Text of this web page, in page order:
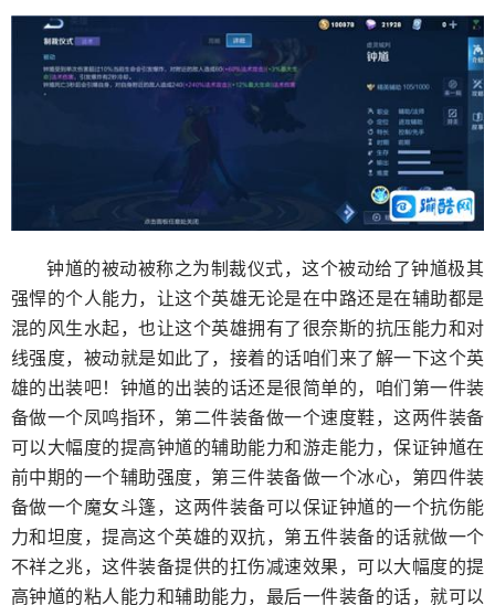
钟馗的被动被称之为制裁仪式，这个被动给了钟馗极其
强悍的个人能力，让这个英雄无论是在中路还是在辅助都是
混的风生水起，也让这个英雄拥有了很奈斯的抗压能力和对
线强度，被动就是如此了，接着的话咱们来了解一下这个英
雄的出装吧！钟馗的出装的话还是很简单的，咱们第一件装
备做一个凤鸣指环，第二件装备做一个速度鞋，这两件装备
可以大幅度的提高钟馗的辅助能力和游走能力，保证钟馗在
前中期的一个辅助强度，第三件装备做一个冰心，第四件装
备做一个魔女斗篷，这两件装备可以保证钟馗的一个抗伤能
力和坦度，提高这个英雄的双抗，第五件装备的话就做一个
不祥之兆，这件装备提供的扛伤减速效果，可以大幅度的提
高钟馗的粘人能力和辅助能力，最后一件装备的话，就可以